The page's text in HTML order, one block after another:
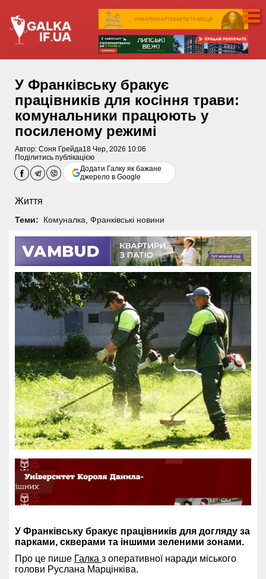
У Франківську бракує
працівників для косіння трави:
комунальники працюють у
посиленому режимі
Автор: Соня Грейда18 Чер, 2026 10:06
Поділитись публікацією
Додати Галку як бажане
джерело в Google
Життя
Теми: Комуналка Франківські новини
У Франківську бракує працівників для догляду за
парками, скверами та іншими зеленими зонами.
Про це пише Галка з оперативної наради міського
голови Руслана Марцінківа.